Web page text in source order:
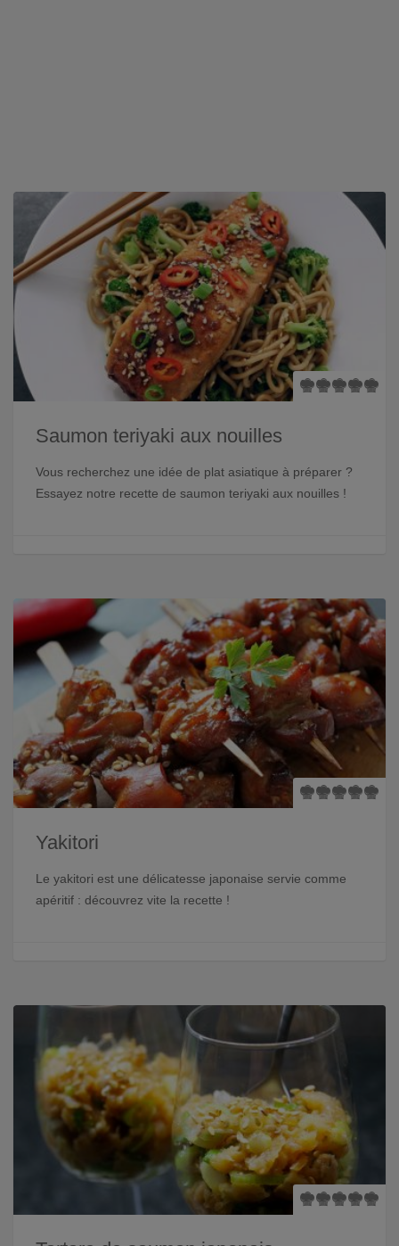
Saumon teriyaki aux nouilles
Vous recherchez une idée de plat asiatique à préparer ?
Essayez notre recette de saumon teriyaki aux nouilles !
Yakitori
Le yakitori est une délicatesse japonaise servie comme
apéritif : découvrez vite la recette !